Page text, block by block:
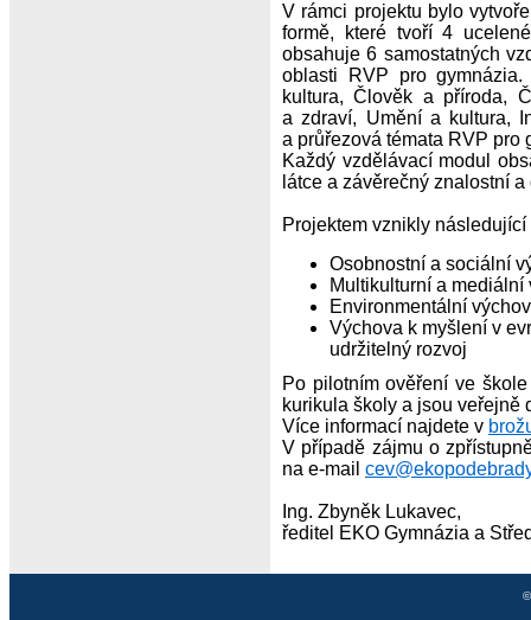
V rámci projektu bylo
formě, které tvoří 4
obsahuje 6 samostatných
oblasti RVP pro
kultura, Člověk a příroda,
a zdraví, Umění a kultura,
a průřezová témata RVP pro
Každý vzdělávací modul
látce a závěrečný znalostní
Projektem vznikly
Osobnostní a sociální
Multikulturní a
Environmentální
Výchova k myšlení v
udržitelný rozvoj
Po pilotním ověření ve
kurikula školy a jsou veřejně
Více informací najdete v
V případě zájmu o
na e-mail
Ing. Zbyněk Lukavec,
ředitel EKO Gymnázia a